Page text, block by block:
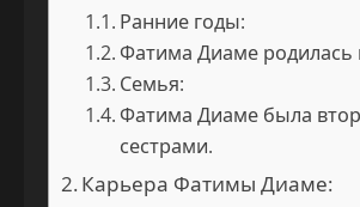
Ранние годы:
Фатима Диаме родилась
Семья:
Фатима Диаме была
сестрами.
Карьера Фатимы Диаме: